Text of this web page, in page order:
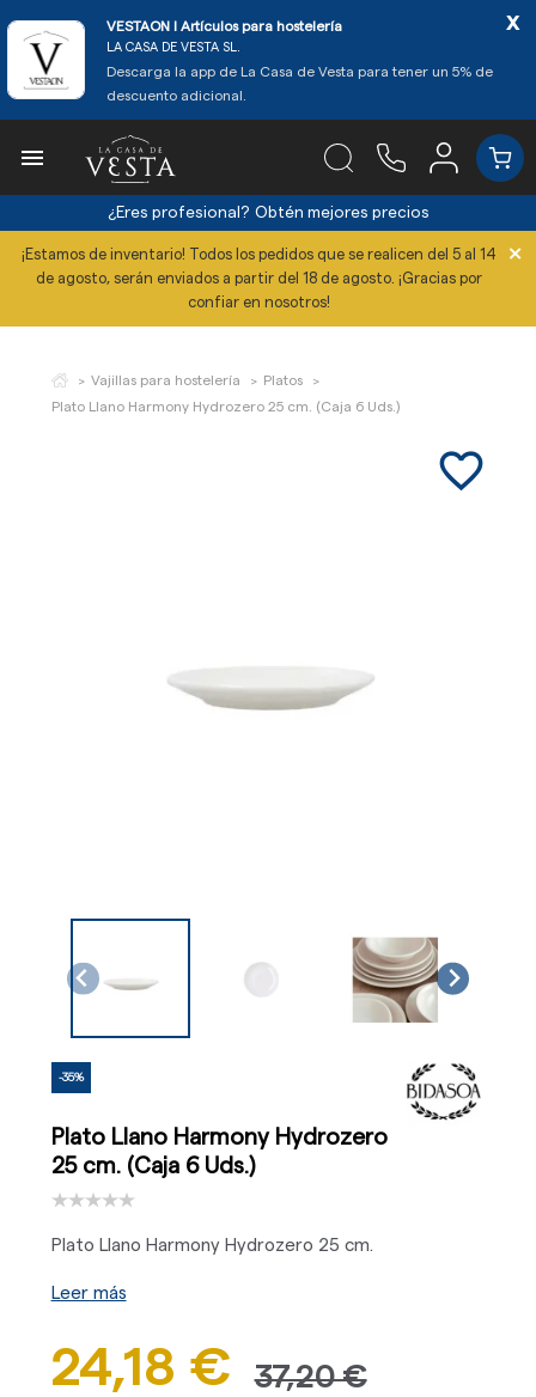
VESTAON l Artículos para hostelería
LA CASA DE VESTA SL.
Descarga la app de La Casa de Vesta para tener un 5% de
descuento adicional.
x

¿Eres profesional? Obtén mejores precios
¡Estamos de inventario! Todos los pedidos que se realicen del 5 al 14
de agosto, serán enviados a partir del 18 de agosto. ¡Gracias por
confiar en nosotros!
×
Vajillas para hostelería
Platos
Plato Llano Harmony Hydrozero 25 cm. (Caja 6 Uds.)
favorite_border
-35%
Plato Llano Harmony Hydrozero
25 cm. (Caja 6 Uds.)
Plato Llano Harmony Hydrozero 25 cm.
Leer más
24,18 € 37,20 €